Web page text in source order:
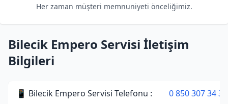
Her zaman müşteri memnuniyeti önceliğimiz.
Bilecik Empero Servisi İletişim
Bilgileri
📱 Bilecik Empero Servisi Telefonu : 0 850 307 34 38